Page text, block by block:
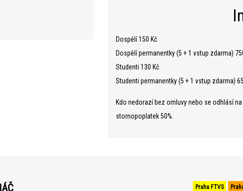
Dospělí 150 Kč
Dospělí permanentky (5 + 1 vstup zdarma)
Studenti 130 Kč
Studenti permanentky (5 + 1 vstup zdarma)
Kdo nedorazí bez omluvy nebo se odhlásí
stornopoplatek 50%.
Praha FTVS